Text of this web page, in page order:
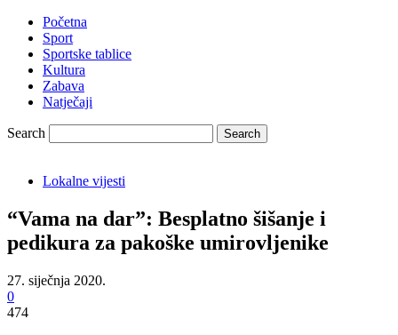
Početna
Sport
Sportske tablice
Kultura
Zabava
Natječaji
Search
Lokalne vijesti
“Vama na dar”: Besplatno šišanje i
pedikura za pakoške umirovljenike
27. siječnja 2020.
0
474